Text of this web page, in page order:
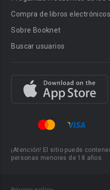
Compra de libros electrónicos
Sobre Booknet
Buscar usuarios
¡Atención! El sitio puede
personas menores de 18 años.